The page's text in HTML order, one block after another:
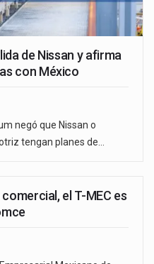
de Nissan y afirma
con México
negó que Nissan o
tengan planes de…
el T-MEC es